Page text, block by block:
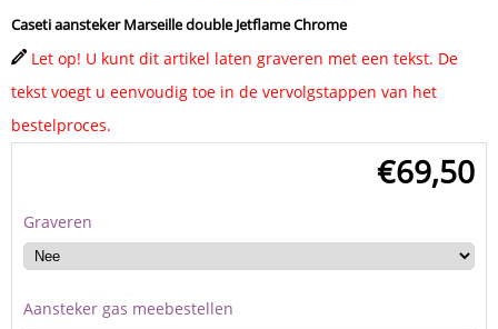
Caseti aansteker Marseille double Jetflame Chrome
Let op! U kunt dit artikel laten graveren met een tekst. De
tekst voegt u eenvoudig toe in de vervolgstappen van het
bestelproces.
€69,50
Graveren
Aansteker gas meebestellen